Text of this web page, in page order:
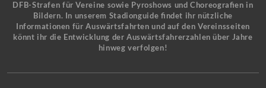
DFB-Strafen für Vereine sowie Pyroshows und Choreografien in
Bildern. In unserem Stadionguide findet ihr nützliche
Informationen für Auswärtsfahrten und auf den Vereinsseiten
könnt ihr die Entwicklung der Auswärtsfahrerzahlen über Jahre
hinweg verfolgen!